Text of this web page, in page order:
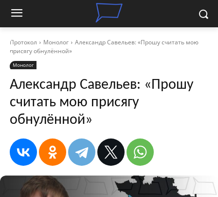
Протокол Монолог
Александр Савельев: «Прошу считать мою
присягу обнулённой»
Монолог
Александр Савельев: «Прошу
считать мою присягу
обнулённой»